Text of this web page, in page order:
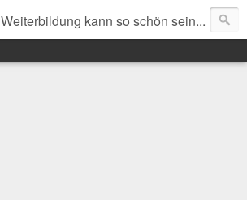
Weiterbildung kann so schön sein...